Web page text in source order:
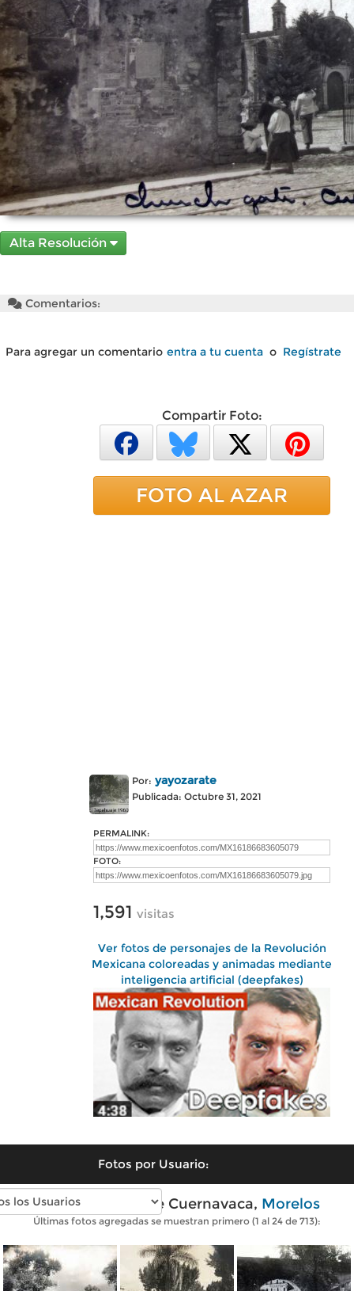
Alta Resolución
Comentarios:
Para agregar un comentario entra a tu cuenta o Regístrate
Compartir Foto:
FOTO AL AZAR
Por: yayozarate
Publicada: Octubre 31, 2021
PERMALINK:
FOTO:
1,591 visitas
Ver fotos de personajes de la Revolución
Mexicana coloreadas y animadas mediante
inteligencia artificial (deepfakes)
Fotos por Usuario:
Fotos antiguas de Cuernavaca, Morelos
Últimas fotos agregadas se muestran primero (1 al 24 de 713):